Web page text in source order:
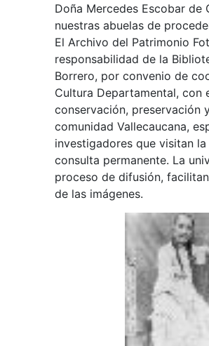
Doña Mercedes Escobar de
nuestras abuelas de
El Archivo del Patrimonio
responsabilidad de la
Borrero, por convenio de
Cultura Departamental, con
conservación, preservación
comunidad Vallecaucana,
investigadores que visitan
consulta permanente. La
proceso de difusión,
de las imágenes.